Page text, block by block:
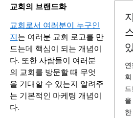
교회의 브랜드화
교회로서 여러분이 누구인
지는 여러분 교회 로고를 만
드는데 핵심이 되는 개념이
다. 또한 사람들이 여러분
의 교회를 방문할 때 무엇
을 기대할 수 있는지 알려주
는 기본적인 마케팅 개념이
다.